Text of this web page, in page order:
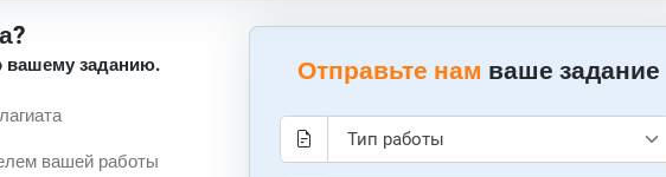
вашему заданию.
вашей работы
Отправьте нам ваше задание